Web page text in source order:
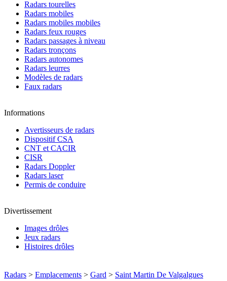
Radars tourelles
Radars mobiles
Radars mobiles mobiles
Radars feux rouges
Radars passages à niveau
Radars tronçons
Radars autonomes
Radars leurres
Modèles de radars
Faux radars
Informations
Avertisseurs de radars
Dispositif CSA
CNT et CACIR
CISR
Radars Doppler
Radars laser
Permis de conduire
Divertissement
Images drôles
Jeux radars
Histoires drôles
Radars > Emplacements > Gard > Saint Martin De Valgalgues